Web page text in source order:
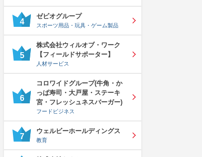
4
ゼビオグループ
スポーツ用品・玩具・ゲーム製品
5
株式会社ウィルオブ・ワーク
【フィールドサポーター】
人材サービス
6
コロワイドグループ(牛角・か
っぱ寿司・大戸屋・ステーキ
宮・フレッシュネスバーガー)
フードビジネス
7
ウェルビーホールディングス
教育